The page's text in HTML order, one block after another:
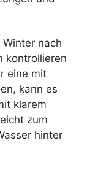
nach
kontrollieren
eine mit
kann es
klarem
zum
hinter